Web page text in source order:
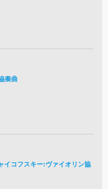
奏曲
イコフスキー:ヴァイオリン協